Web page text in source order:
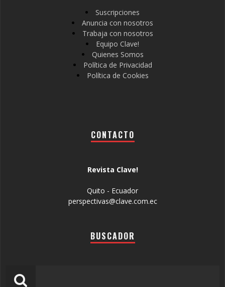
Suscripciones
Anuncia con nosotros
Trabaja con nosotros
Equipo Clave!
Quienes Somos
Política de Privacidad
Política de Cookies
CONTACTO
Revista Clave!
Quito - Ecuador
perspectivas@clave.com.ec
BUSCADOR